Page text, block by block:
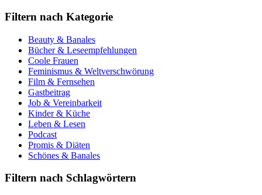
Filtern nach Kategorie
Beauty & Banales
Bücher & Leseempfehlungen
Coole Frauen
Feminismus & Weltverschwörung
Film & Fernsehen
Gastbeitrag
Job & Vereinbarkeit
Kinder & Küche
Leben & Lesen
Podcast
Promis & Diäten
Schönes & Banales
Filtern nach Schlagwörtern